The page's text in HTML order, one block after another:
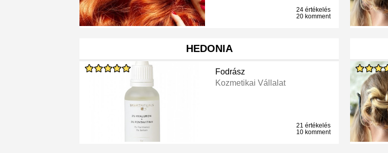
24 értékelés
20 komment
HEDONIA
Fodrász
Kozmetikai Vállalat
21 értékelés
10 komment